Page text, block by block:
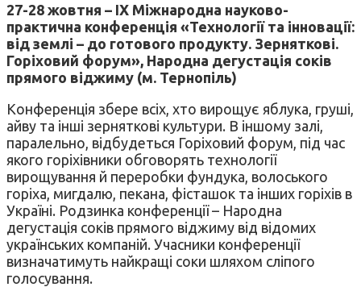
27-28 жовтня – IX Міжнародна науково-
практична конференція «Технології та інновації:
від землі – до готового продукту. Зерняткові.
Горіховий форум», Народна дегустація соків
прямого віджиму (м. Тернопіль)
Конференція збере всіх, хто вирощує яблука, груші,
айву та інші зерняткові культури. В іншому залі,
паралельно, відбудеться Горіховий форум, під час
якого горіхівники обговорять технології
вирощування й переробки фундука, волоського
горіха, мигдалю, пекана, фісташок та інших горіхів в
Україні. Родзинка конференції – Народна
дегустація соків прямого віджиму від відомих
українських компаній. Учасники конференції
визначатимуть найкращі соки шляхом сліпого
голосування.